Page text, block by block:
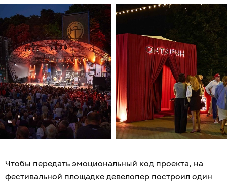
Чтобы передать эмоциональный код проекта, на
фестивальной площадке девелопер построил один